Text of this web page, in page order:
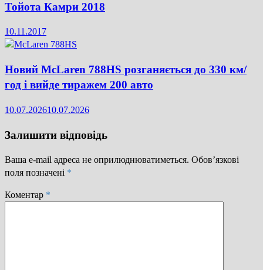
Тойота Камри 2018
10.11.2017
Новий McLaren 788HS розганяється до 330 км/
год і вийде тиражем 200 авто
10.07.202610.07.2026
Залишити відповідь
Ваша e-mail адреса не оприлюднюватиметься. Обов’язкові
поля позначені *
Коментар *